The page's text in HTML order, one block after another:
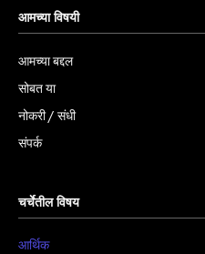
आमच्या विषयी
आमच्या बद्दल
सोबत या
नोकरी / संधी
संपर्क
चर्चेतील विषय
आर्थिक